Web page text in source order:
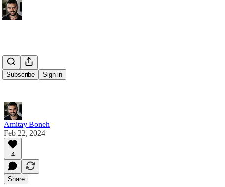
Subscribe Sign in
Amitay Boneh
Feb 22, 2024
4
Share